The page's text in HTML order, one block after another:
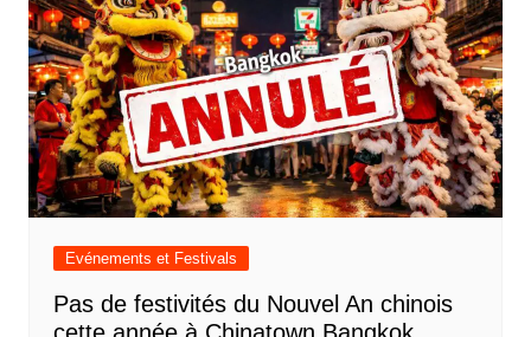
Evénements et Festivals
Pas de festivités du Nouvel An chinois
cette année à Chinatown Bangkok